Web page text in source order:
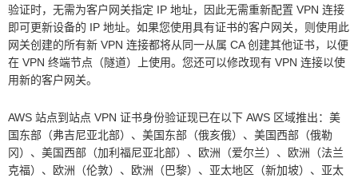
验证时，无需为客户网关指定 IP 地址，因此无需重新配置 VPN 连接
即可更新设备的 IP 地址。如果您使用具有证书的客户网关，则使用此
网关创建的所有新 VPN 连接都将从同一从属 CA 创建其他证书，以便
在 VPN 终端节点（隧道）上使用。您还可以修改现有 VPN 连接以使
用新的客户网关。
AWS 站点到站点 VPN 证书身份验证现已在以下 AWS 区域推出：美
国东部（弗吉尼亚北部）、美国东部（俄亥俄）、美国西部（俄勒
冈）、美国西部（加利福尼亚北部）、欧洲（爱尔兰）、欧洲（法兰
克福）、欧洲（伦敦）、欧洲（巴黎）、亚太地区（新加坡）、亚太